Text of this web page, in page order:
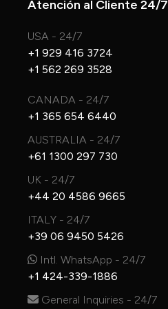
Atención al Cliente 24/7
USA - 24/7
+1 929 416 3724
+1 562 269 3528
CANADA - 24/7
+1 365 654 6440
AUSTRALIA - 24/7
+61 1300 297 730
UK - 24/7
+44 20 4586 9665
ITALY - 24/7
+39 06 9450 5426
Intl. WhatsApp - 24/7
+1 424-339-1886
General Inquiries - 24/7